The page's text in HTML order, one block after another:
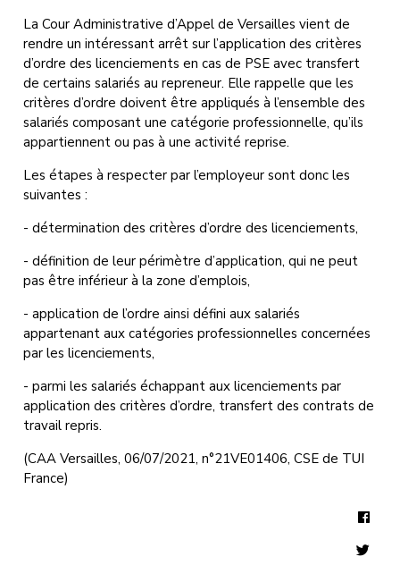
La Cour Administrative d’Appel de Versailles vient de
rendre un intéressant arrêt sur l’application des critères
d’ordre des licenciements en cas de PSE avec transfert
de certains salariés au repreneur. Elle rappelle que les
critères d’ordre doivent être appliqués à l’ensemble des
salariés composant une catégorie professionnelle, qu’ils
appartiennent ou pas à une activité reprise.
Les étapes à respecter par l’employeur sont donc les
suivantes :
- détermination des critères d’ordre des licenciements,
- définition de leur périmètre d’application, qui ne peut
pas être inférieur à la zone d’emplois,
- application de l’ordre ainsi défini aux salariés
appartenant aux catégories professionnelles concernées
par les licenciements,
- parmi les salariés échappant aux licenciements par
application des critères d’ordre, transfert des contrats de
travail repris.
(CAA Versailles, 06/07/2021, n°21VE01406, CSE de TUI
France)